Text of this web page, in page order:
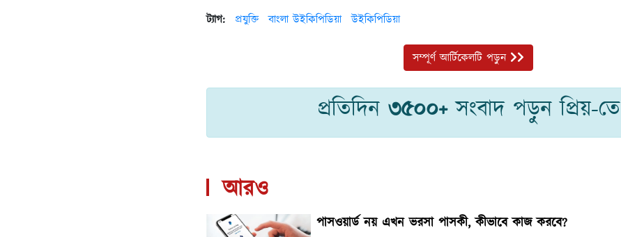
ট্যাগ: প্রযুক্তি বাংলা উইকিপিডিয়া উইকিপিডিয়া
সম্পূর্ণ আর্টিকেলটি পড়ুন
প্রতিদিন ৩৫০০+সংবাদ পড়ুন প্রিয়-তে
আরও
পাসওয়ার্ড নয় এখন ভরসা পাসকী, কীভাবে কাজ করবে?